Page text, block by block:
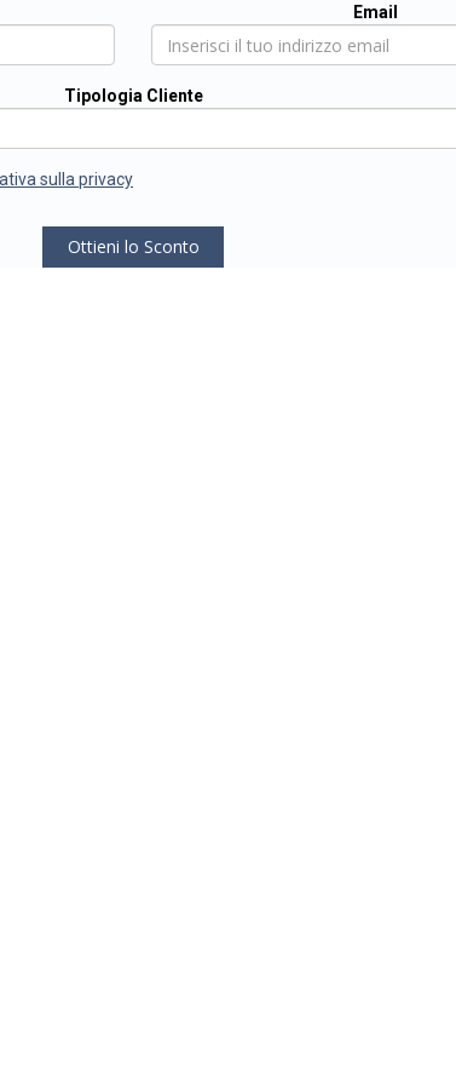
Email
Tipologia Cliente
sulla privacy
Ottieni lo Sconto